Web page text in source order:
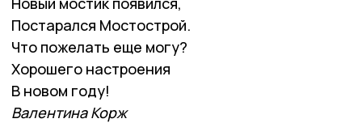
Постарался Мостострой.
Что пожелать еще могу?
Хорошего настроения
В новом году!
Валентина Корж